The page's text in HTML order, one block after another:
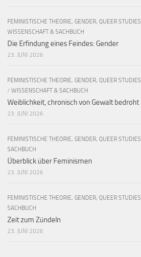
FEMINISTISCHE THEORIE, GENDER, QUEER STUDIES
WISSENSCHAFT & SACHBUCH
Die Erfindung eines Feindes: Gender
23. JUNI 2026
FEMINISTISCHE THEORIE, GENDER, QUEER STUDIES
/ WISSENSCHAFT & SACHBUCH
Weiblichkeit, chronisch von Gewalt bedroht
23. JUNI 2026
FEMINISTISCHE THEORIE, GENDER, QUEER STUDIES
SACHBUCH
Überblick über Feminismen
23. JUNI 2026
FEMINISTISCHE THEORIE, GENDER, QUEER STUDIES
SACHBUCH
Zeit zum Zündeln
23. JUNI 2026